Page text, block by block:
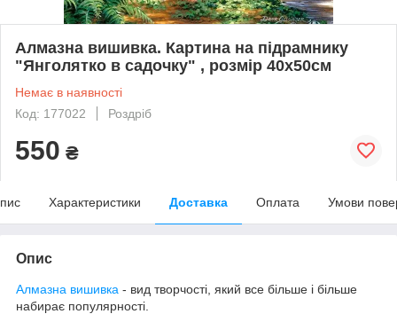
Алмазна вишивка. Картина на підрамнику
"Янголятко в садочку" , розмір 40х50см
Немає в наявності
Код: 177022
Роздріб
550 ₴
Характеристики Доставка Оплата Умови
Опис
Алмазна вишивка - вид творчості, який все більше і більше
набирає популярності.